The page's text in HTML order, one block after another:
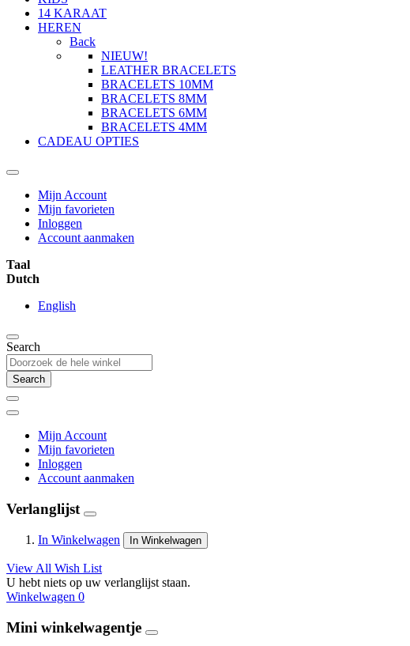
14 KARAAT
HEREN
Back
NIEUW!
LEATHER BRACELETS
BRACELETS 10MM
BRACELETS 8MM
BRACELETS 6MM
BRACELETS 4MM
CADEAU OPTIES
Mijn Account
Mijn favorieten
Inloggen
Account aanmaken
Taal
Dutch
English
Search
Search
Mijn Account
Mijn favorieten
Inloggen
Account aanmaken
Verlanglijst
In Winkelwagen In Winkelwagen
View All Wish List
U hebt niets op uw verlanglijst staan.
Winkelwagen 0
Mini winkelwagentje